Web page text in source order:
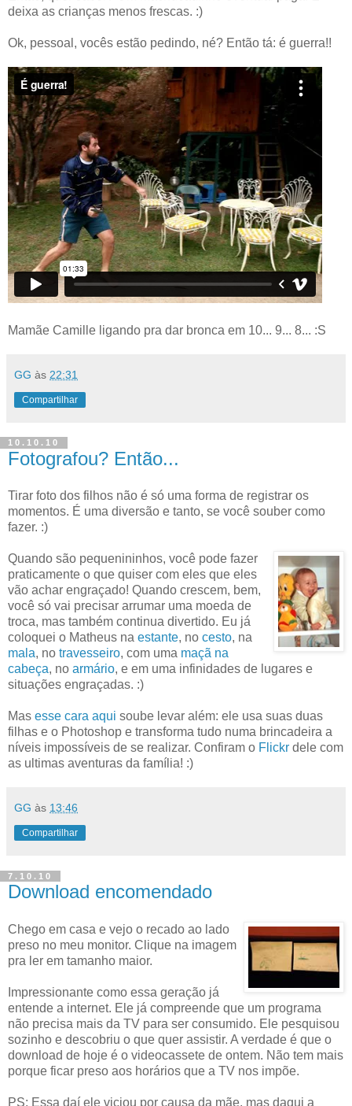
deixa as crianças menos frescas. :)
Ok, pessoal, vocês estão pedindo, né? Então tá: é guerra!!
Mamãe Camille ligando pra dar bronca em 10... 9... 8... :S
GG às 22:31
Compartilhar
10.10.10
Fotografou? Então...
Tirar foto dos filhos não é só uma forma de registrar os
momentos. É uma diversão e tanto, se você souber como
fazer. :)
Quando são pequenininhos, você pode fazer
praticamente o que quiser com eles que eles
vão achar engraçado! Quando crescem, bem,
você só vai precisar arrumar uma moeda de
troca, mas também continua divertido. Eu já
coloquei o Matheus na estante, no cesto, na
mala, no travesseiro, com uma maçã na
cabeça, no armário, e em uma infinidades de lugares e
situações engraçadas. :)
Mas esse cara aqui soube levar além: ele usa suas duas
filhas e o Photoshop e transforma tudo numa brincadeira a
níveis impossíveis de se realizar. Confiram o Flickr dele com
as ultimas aventuras da família! :)
GG às 13:46
Compartilhar
7.10.10
Download encomendado
Chego em casa e vejo o recado ao lado
preso no meu monitor. Clique na imagem
pra ler em tamanho maior.
Impressionante como essa geração já
entende a internet. Ele já compreende que um programa
não precisa mais da TV para ser consumido. Ele pesquisou
sozinho e descobriu o que quer assistir. A verdade é que o
download de hoje é o videocassete de ontem. Não tem mais
porque ficar preso aos horários que a TV nos impõe.
PS: Essa daí ele viciou por causa da mãe, mas daqui a